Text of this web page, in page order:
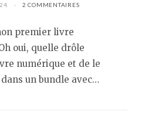
2 COMMENTAIRES
premier livre
oui, quelle drôle
numérique et de le
un bundle avec…